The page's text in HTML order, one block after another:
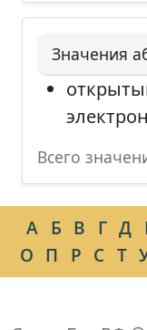
Значения
Всего
А Б В Г Д
О П Р С Т